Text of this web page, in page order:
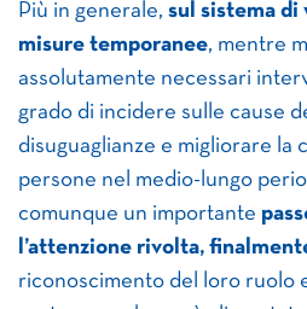
Più in generale, sul sistema di
misure temporanee, mentre
assolutamente necessari
grado di incidere sulle cause
disuguaglianze e migliorare la
persone nel medio-lungo
comunque un importante
l’attenzione rivolta,
riconoscimento del loro ruolo